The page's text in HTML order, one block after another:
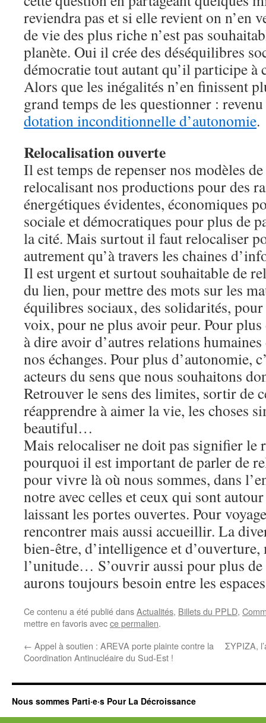
reviendra pas et si elle revient on n’en
de vie des plus riche n’est pas
planète. Oui il crée des déséquilibres
démocratie tout autant qu’il participe à
Alors que les inégalités n’en finissent
grand temps de les questionner :
dotation inconditionnelle d’autonomie.
Relocalisation ouverte
Il est temps de repenser nos modèles
relocalisant nos productions pour des
énergétiques évidentes, économiques
sociale et démocratiques pour plus de
la cité. Mais surtout il faut relocaliser
autrement qu’à travers les chaines
Il est urgent et surtout souhaitable de
du lien, pour mettre des mots sur les
équilibres sociaux, des solidarités,
voix, pour ne plus avoir peur. Pour
à dire avoir d’autres relations
nos échanges. Pour plus d’autonomie,
acteurs du sens que nous souhaitons
Retrouver le sens des limites, sortir de
réapprendre à aimer la vie, les choses
beautiful…
Mais relocaliser ne doit pas signifier le
pourquoi il est important de parler de
pour vivre là où nous sommes, dans
notre avec celles et ceux qui sont
laissant les portes ouvertes. Pour
rencontrer mais aussi accueillir. La
bien-être, d’intelligence et d’ouverture,
l’unitude… S’ouvrir aussi pour plus
aurons toujours besoin entre les
Ce contenu a été publié dansActualités, Billets du PPLD,
mettre en favoris avecce permalien.
← Appel à soutien : AREVA porte plainte contre la
Coordination Antinucléaire du Sud-Est !
ΣΥΡΙΖΑ,
Nous sommes Parti·e·s Pour La Décroissance